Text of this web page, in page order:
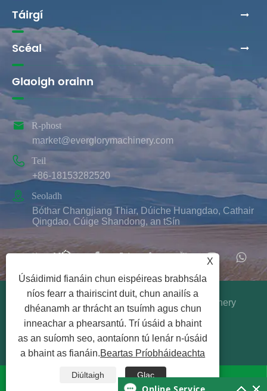
Táirgí
Scéal
Glaoigh orainn
 R-phost
market@everglorymachinery.com

Teil
+86-18153282520

Seoladh
Bóthar Changjiang Thiar, Dúiche Huangdao, Cathair
Qingdao, Cúige Shandong, an tSín
Cóipcheart © 2025 Qingdao Ever Glory Machinery
Co., Ltd. Gach ceart ar cosaint.
Sitemap |XML | Beartas
Príobháideachta
 
X
Úsáidimid fianáin chun eispéireas brabhsála
níos fearr a thairiscint duit, chun anailís a
dhéanamh ar thrácht an tsuímh agus chun
inneachar a phearsantú. Trí úsáid a bhaint
as an suíomh seo, aontaíonn tú lenár n-úsáid
a bhaint as fianáin.Beartas Príobháideachta
Diúltaigh Glac